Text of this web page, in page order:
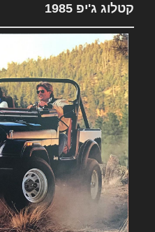
קטלוג ג'יפ 1985